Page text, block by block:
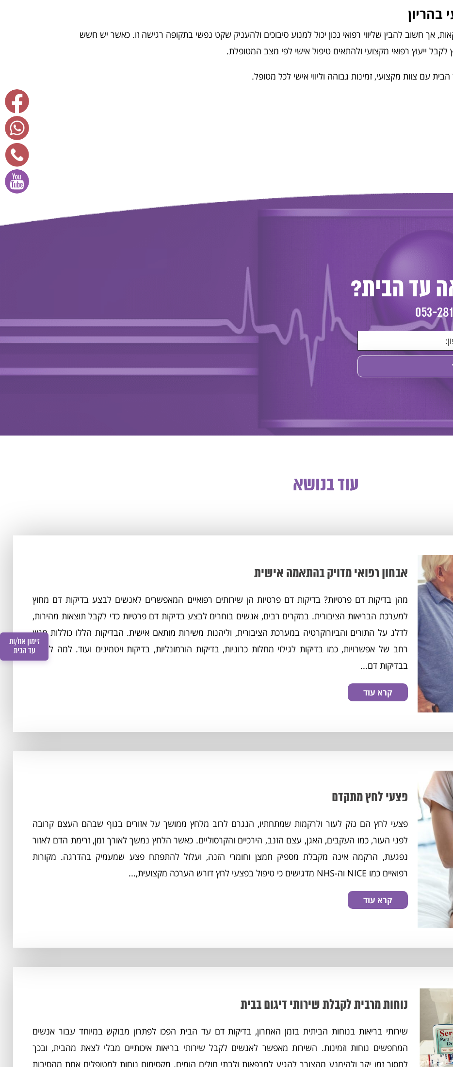
בהריון
אך חשוב להבין שליווי רפואי נכון יכול למנוע סיבוכים ולהעניק שקט נפשי בתקופה רגישה זו. כאשר יש חשש
ייעוץ רפואי מקצועי ולהתאים טיפול אישי לפי מצב המטופלת.
עם צוות מקצועי, זמינות גבוהה וליווי אישי לכל מטופל.
עד הבית?
053-
עוד בנושא
אבחון רפואי מדויק בהתאמה אישית
מהן בדיקות דם פרטיות? בדיקות דם פרטיות הן שירותים רפואיים המאפשרים לאנשים לבצע בדיקות דם מחוץ
למערכת הבריאות הציבורית. במקרים רבים, אנשים בוחרים לבצע בדיקות דם פרטיות כדי לקבל תוצאות מהירות,
לדלג על התורים והביורוקרטיה במערכת הציבורית, וליהנות משירות מותאם אישית. הבדיקות הללו כוללות מגוון
רחב של אפשרויות, כמו בדיקות לגילוי מחלות כרוניות, בדיקות הורמונליות, בדיקות ויטמינים ועוד. למה לבחור
בבדיקות דם...
קרא עוד
פצעי לחץ מתקדם
פצעי לחץ הם נזק לעור ולרקמות שמתחתיו, הנגרם לרוב מלחץ ממושך על אזורים בגוף שבהם העצם קרובה
לפני העור, כמו העקבים, האגן, עצם הזנב, הירכיים והקרסוליים. כאשר הלחץ נמשך לאורך זמן, זרימת הדם לאזור
נפגעת, הרקמה אינה מקבלת מספיק חמצן וחומרי הזנה, ועלול להתפתח פצע שמעמיק בהדרגה. מקורות
רפואיים כמו NICE וה-NHS מדגישים כי טיפול בפצעי לחץ דורש הערכה מקצועית,...
קרא עוד
נוחות מרבית לקבלת שירותי דיגום בבית
שירותי בריאות בנוחות הביתית בזמן האחרון, בדיקות דם עד הבית הפכו לפתרון מבוקש במיוחד עבור אנשים
המחפשים נוחות וזמינות. השירות מאפשר לאנשים לקבל שירותי בריאות איכותיים מבלי לצאת מהבית, ובכך
לחסוך זמן יקר ולהימנע מהצורך להגיע למרפאות ולבתי חולים הומים. מקסימום נוחות למטופלים אחת מהסיבות
זימון אח/ות
עד הבית